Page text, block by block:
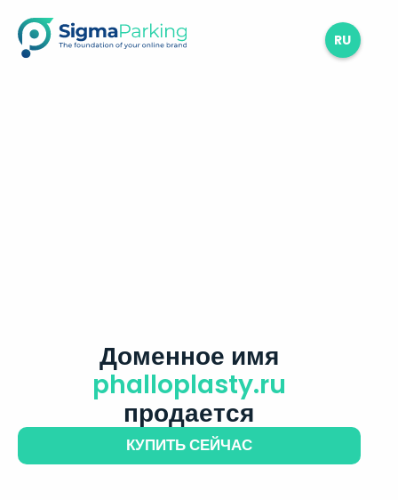
RU
Доменное имя
phalloplasty.ru
продается
КУПИТЬ СЕЙЧАС